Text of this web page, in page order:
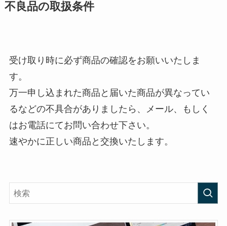
不良品の取扱条件
受け取り時に必ず商品の確認をお願いいたしま
す。
万一申し込まれた商品と届いた商品が異なってい
るなどの不具合がありましたら、メール、もしく
はお電話にてお問い合わせ下さい。
速やかに正しい商品と交換いたします。